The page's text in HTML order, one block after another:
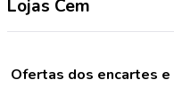
Lojas Cem
Ofertas dos encartes